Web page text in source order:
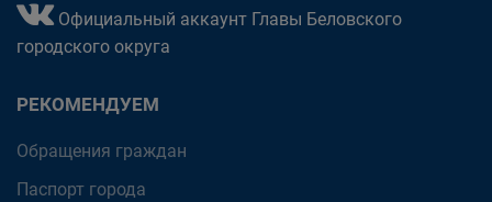
Официальный аккаунт Главы Беловского
городского округа
РЕКОМЕНДУЕМ
Обращения граждан
Паспорт города